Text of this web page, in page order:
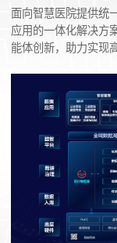
面向智慧医院提供统
应用的一体化解决方
能体创新，助力实现